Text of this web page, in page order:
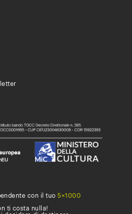
con il tuo5×1000
ti costa nulla!